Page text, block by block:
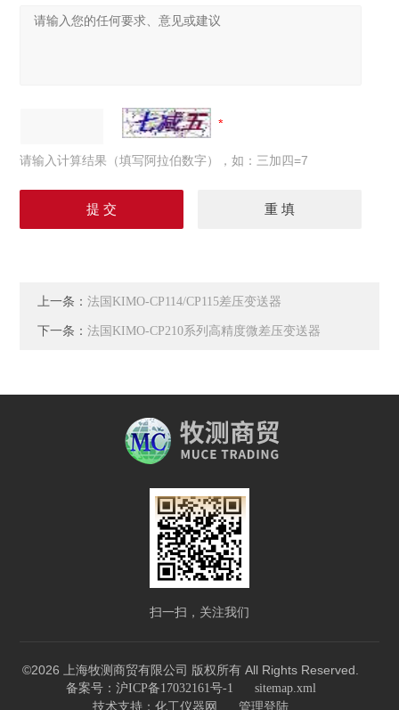
请输入计算结果（填写阿拉伯数字），如：三加四=7
上一条：法国KIMO-CP114/CP115差压变送器
下一条：法国KIMO-CP210系列高精度微差压变送器
扫一扫，关注我们
©2026 上海牧测商贸有限公司 版权所有 All Rights Reserved.
备案号：沪ICP备17032161号-1 sitemap.xml
技术支持： 化工仪器网 管理登陆